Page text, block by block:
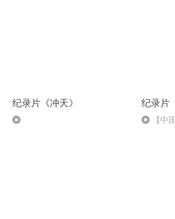
纪录片《冲天》 纪录片
【中